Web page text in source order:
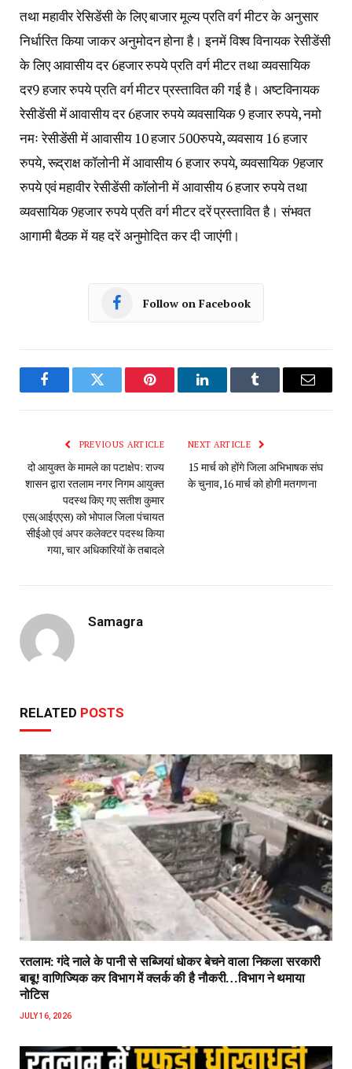
तथा महावीर रेसिडेंसी के लिए बाजार मूल्य प्रति वर्ग मीटर के अनुसार
निर्धारित किया जाकर अनुमोदन होना है। इनमें विश्व विनायक रेसीडेंसी
के लिए आवासीय दर 6हजार रुपये प्रति वर्ग मीटर तथा व्यवसायिक
दर9 हजार रुपये प्रति वर्ग मीटर प्रस्तावित की गई है। अष्टविनायक
रेसीडेंसी में आवासीय दर 6हजार रुपये व्यवसायिक 9 हजार रुपये, नमो
नमः रेसीडेंसी में आवासीय 10 हजार 500रुपये, व्यवसाय 16 हजार
रुपये, रूद्राक्ष कॉलोनी में आवासीय 6 हजार रुपये, व्यवसायिक 9हजार
रुपये एवं महावीर रेसीडेंसी कॉलोनी में आवासीय 6 हजार रुपये तथा
व्यवसायिक 9हजार रुपये प्रति वर्ग मीटर दरें प्रस्तावित है। संभवत
आगामी बैठक में यह दरें अनुमोदित कर दी जाएंगी।
Follow on Facebook
FacebookTwitter Pinterest LinkedInTumblr Email
PREVIOUS ARTICLE
दो आयुक्त के मामले का पटाक्षेप: राज्य
शासन द्वारा रतलाम नगर निगम आयुक्त
पदस्थ किए गए सतीश कुमार
एस(आईएएस) को भोपाल जिला पंचायत
सीईओ एवं अपर कलेक्टर पदस्थ किया
गया, चार अधिकारियों के तबादले
NEXT ARTICLE
15 मार्च को होंगे जिला अभिभाषक संघ
के चुनाव,16 मार्च को होगी मतगणना
Samagra
RELATED POSTS
रतलाम: गंदे नाले के पानी से सब्जियां धोकर बेचने वाला निकला सरकारी
बाबू! वाणिज्यिक कर विभाग में क्लर्क की है नौकरी…विभाग ने थमाया
नोटिस
JULY 16, 2026